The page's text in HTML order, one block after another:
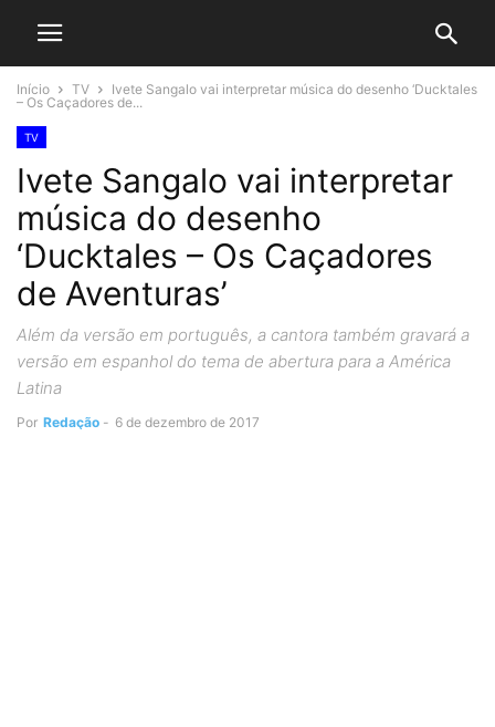
Início TV
Ivete Sangalo vai interpretar música do desenho ‘Ducktales
– Os Caçadores de...
TV
Ivete Sangalo vai interpretar
música do desenho
‘Ducktales – Os Caçadores
de Aventuras’
Além da versão em português, a cantora também gravará a
versão em espanhol do tema de abertura para a América
Latina
Por Redação - 6 de dezembro de 2017